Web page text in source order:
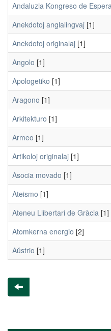
Andaluzia Kongreso de
Anekdotoj anglalingvaj [1]
Anekdotoj originalaj [1]
Angolo [1]
Apologetiko [1]
Aragono [1]
Arkitekturo [1]
Armeo [1]
Artikoloj originalaj [1]
Asocia movado [1]
Ateismo [1]
Ateneu Llibertari de Gràcia [1]
Atomkerna energio [2]
Aŭstrio [1]